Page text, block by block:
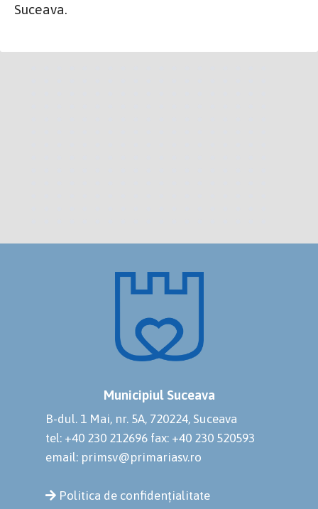
Suceava.
Municipiul Suceava
B-dul. 1 Mai, nr. 5A, 720224, Suceava
tel: +40 230 212696 fax: +40 230 520593
email: primsv@primariasv.ro
Politica de confidențialitate